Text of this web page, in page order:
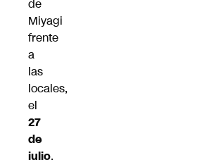
de
Miyagi
frente
a
las
locales,
el
27
de
julio,